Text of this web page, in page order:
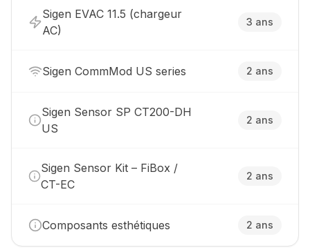
Sigen EVAC 11.5 (chargeur
AC)
3 ans
Sigen CommMod US series 2 ans
Sigen Sensor SP CT200-DH
US
2 ans
Sigen Sensor Kit – FiBox /
CT-EC
2 ans
Composants esthétiques 2 ans